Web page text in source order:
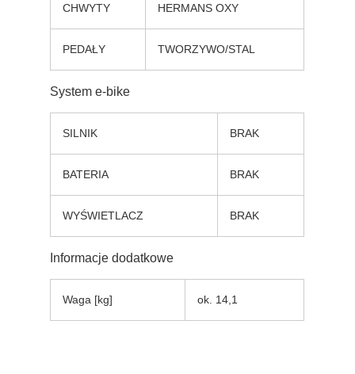
CHWYTY HERMANS OXY
PEDAŁY TWORZYWO/STAL
System e-bike
SILNIK BRAK
BATERIA BRAK
WYŚWIETLACZ BRAK
Informacje dodatkowe
Waga [kg] ok. 14,1